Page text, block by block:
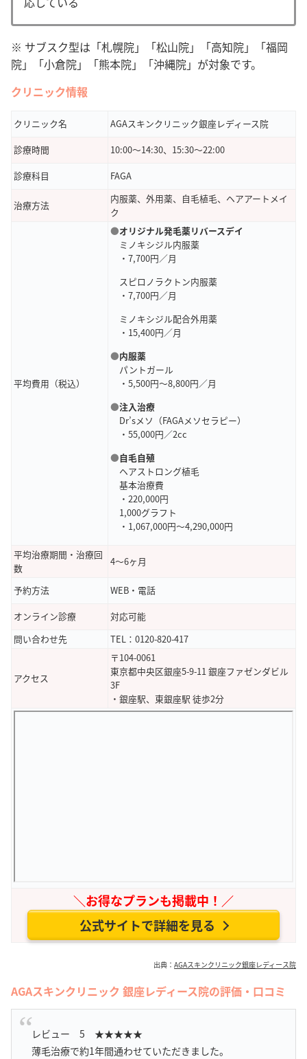
※ サブスク型は「札幌院」「松山院」「高知院」「福岡
院」「小倉院」「熊本院」「沖縄院」が対象です。
クリニック情報
クリニック名
AGAスキンクリニック銀座レディース院
診療時間
10:00～14:30、15:30～22:00
診療科目
FAGA
治療方法
内服薬、外用薬、自毛植毛、ヘアアートメイ
ク
平均費用（税込）
●オリジナル発毛薬リバースデイ
ミノキシジル内服薬
・7,700円／月
スピロノラクトン内服薬
・7,700円／月
ミノキシジル配合外用薬
・15,400円／月
●内服薬
パントガール
・5,500円～8,800円／月
●注入治療
Dr’sメソ（FAGAメソセラピー）
・55,000円／2cc
●自毛自殖
ヘアストロング植毛
基本治療費
・220,000円
1,000グラフト
・1,067,000円～4,290,000円
平均治療期間・治療回
数
4～6ヶ月
予約方法
WEB・電話
オンライン診療
対応可能
問い合わせ先
TEL：0120-820-417
アクセス
〒104-0061
東京都中央区銀座5-9-11 銀座ファゼンダビル
3F
・銀座駅、東銀座駅 徒歩2分
＼お得なプランも掲載中！／
公式サイトで詳細を見る
出典： AGAスキンクリニック銀座レディース院
AGAスキンクリニック 銀座レディース院の評価・口コミ
レビュー 5 ★★★★★
薄毛治療で約1年間通わせていただきました。